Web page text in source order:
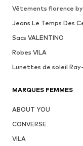
Vêtements florence by
Jeans Le Temps Des
Sacs VALENTINO
Robes VILA
Lunettes de soleil
MARQUES FEMMES
ABOUT YOU
CONVERSE
VILA